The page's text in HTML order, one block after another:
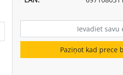
Paziņot kad prece